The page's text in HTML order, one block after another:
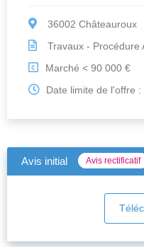
36002 Châteauroux
Travaux - Procédure
€
Marché < 90 000 €
Date limite de l'offre :
Avis initial Avis rectificatif